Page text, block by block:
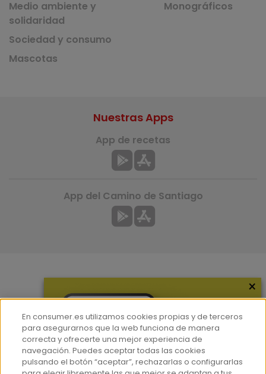
Medio ambiente y
solidaridad
Sociedad y consumo
Mascotas
Monográficos
Hemeroteca
Contacto
Prensa
Nuestras Apps
App de recetas
App del Camino de Santiago
×
En consumer.es utilizamos cookies propias y de terceros
para asegurarnos que la web funciona de manera
correcta y ofrecerte una mejor experiencia de
navegación. Puedes aceptar todas las cookies
pulsando el botón “aceptar”, rechazarlas o configurarlas